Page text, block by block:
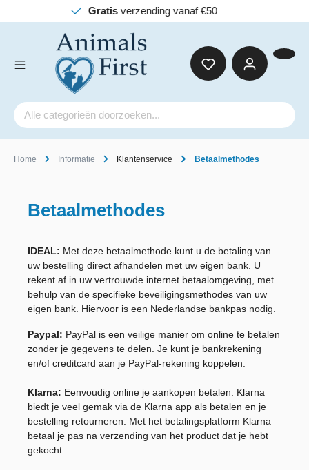
verzending vanaf €50
Home Informatie Klantenservice Betaalmethodes
Betaalmethodes
IDEAL: Met deze betaalmethode kunt u de betaling van
uw bestelling direct afhandelen met uw eigen bank. U
rekent af in uw vertrouwde internet betaalomgeving, met
behulp van de specifieke beveiligingsmethodes van uw
eigen bank. Hiervoor is een Nederlandse bankpas nodig.
Paypal: PayPal is een veilige manier om online te betalen
zonder je gegevens te delen. Je kunt je bankrekening
en/of creditcard aan je PayPal-rekening koppelen.
Klarna: Eenvoudig online je aankopen betalen. Klarna
biedt je veel gemak via de Klarna app als betalen en je
bestelling retourneren. Met het betalingsplatform Klarna
betaal je pas na verzending van het product dat je hebt
gekocht.